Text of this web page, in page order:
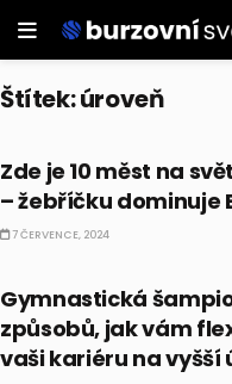
Štítek:úroveň
Zde je 10 měst na
– žebříčku dominuje
7 ČERVENCE, 2024
Gymnastická
způsobů, jak vám
vaši kariéru na vyšší